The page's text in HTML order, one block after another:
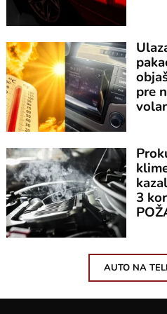
pre
3
AUTO NA